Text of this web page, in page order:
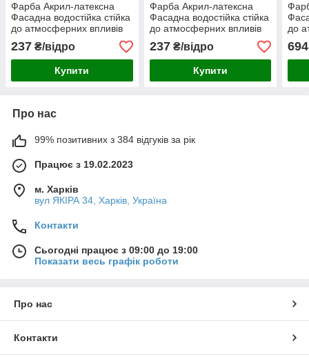
Фарба Акрил-латексна
Фасадна водостійка стійка
до атмосферних впливів
емаль Фреш Айс Skyline 1
л
237 ₴/відро
Купити
Фарба Акрил-латексна
Фасадна водостійка стійка
до атмосферних впливів
емаль Палевий Skyline 1 л
237₴/відро
Купити
до
694
Про нас
99% позитивних з 384 відгуків за рік
Працює з 19.02.2023
м. Харків
вул ЯКІРА 34, Харків, Україна
Контакти
Сьогодні працює з 09:00 до 19:00
Показати весь графік роботи
Про нас
Контакти